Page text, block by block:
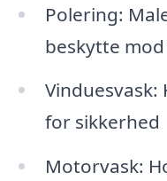
Polering:
beskytte
Vinduesvask:
for sikkerhed
Motorvask: